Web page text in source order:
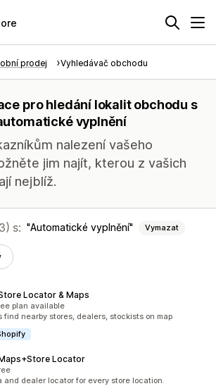
prodej Vyhledávač obchodu
pro hledání lokalit obchodu s
vyplnění
nalezení vašeho
jim najít, kterou z vašich
nejblíž.
s: Automatické vyplnění Vymazat
Locator & Maps
recenzí: 412
plan available
find nearby stores, dealers, stockists on map
Locator
108
and dealer locator for every store location.